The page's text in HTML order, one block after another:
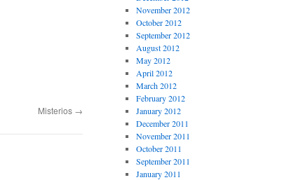
Misterios →
November 2012
October 2012
September 2012
August 2012
May 2012
April 2012
March 2012
February 2012
January 2012
December 2011
November 2011
October 2011
September 2011
January 2011